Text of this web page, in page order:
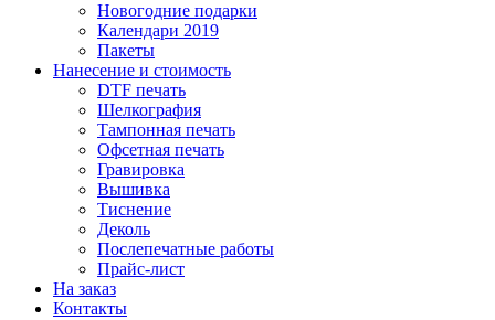
Новогодние подарки
Календари 2019
Пакеты
Нанесение и стоимость
DTF печать
Шелкография
Тампонная печать
Офсетная печать
Гравировка
Вышивка
Тиснение
Деколь
Послепечатные работы
Прайс-лист
На заказ
Контакты